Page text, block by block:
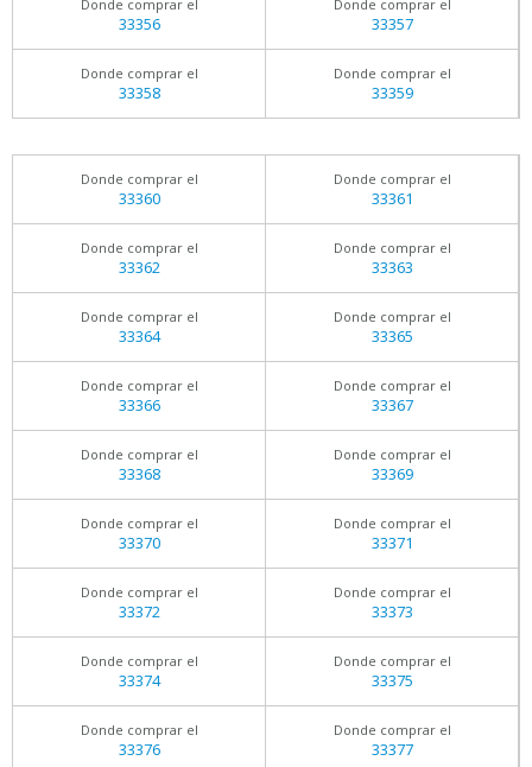
Donde comprar el
33356
Donde comprar el
33357
Donde comprar el
33358
Donde comprar el
33359
Donde comprar el
33360
Donde comprar el
33361
Donde comprar el
33362
Donde comprar el
33363
Donde comprar el
33364
Donde comprar el
33365
Donde comprar el
33366
Donde comprar el
33367
Donde comprar el
33368
Donde comprar el
33369
Donde comprar el
33370
Donde comprar el
33371
Donde comprar el
33372
Donde comprar el
33373
Donde comprar el
33374
Donde comprar el
33375
Donde comprar el
33376
Donde comprar el
33377